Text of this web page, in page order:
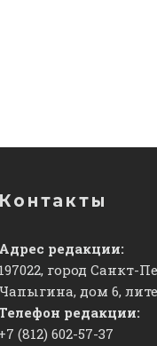
Контакты
Адрес редакции:
197022, город Санкт-
Чапыгина, дом 6,
редакции:
+7 (812) 602-57-37